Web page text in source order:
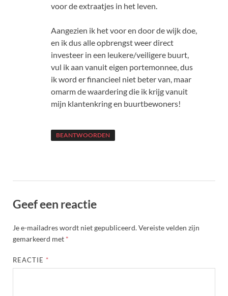
voor de extraatjes in het leven.
Aangezien ik het voor en door de wijk doe,
en ik dus alle opbrengst weer direct
investeer in een leukere/veiligere buurt,
vul ik aan vanuit eigen portemonnee, dus
ik word er financieel niet beter van, maar
omarm de waardering die ik krijg vanuit
mijn klantenkring en buurtbewoners!
BEANTWOORDEN
Geef een reactie
Je e-mailadres wordt niet gepubliceerd.Vereiste velden zijn
gemarkeerd met *
REACTIE *